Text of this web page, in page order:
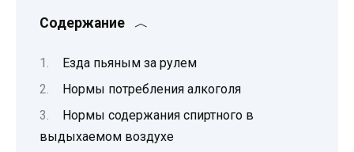
Содержание
Езда пьяным за рулем
Нормы потребления алкоголя
Нормы содержания спиртного в
выдыхаемом воздухе